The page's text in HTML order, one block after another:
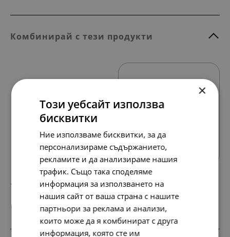
Комбинирай с тези продукти
158. 81.00 €
×
Този уебсайт използва
бисквитки
Ние използваме бисквитки, за да
персонализираме съдържанието,
рекламите и да анализираме нашия
трафик. Също така споделяме
информация за използването на
нашия сайт от ваша страна с нашите
партньори за реклама и анализи,
които може да я комбинират с друга
информация, която сте им